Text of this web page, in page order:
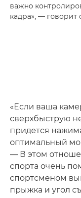
важно
кадра», — говорит
«Если ваша
сверхбыструю
придется
оптимальный
— В этом
спорта очень
спортсменом
прыжка и угол